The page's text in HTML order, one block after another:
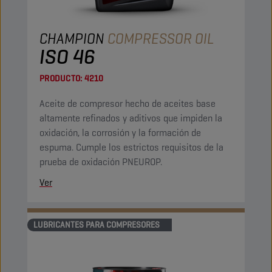
CHAMPION COMPRESSOR OIL
ISO 46
PRODUCTO: 4210
Aceite de compresor hecho de aceites base
altamente refinados y aditivos que impiden la
oxidación, la corrosión y la formación de
espuma. Cumple los estrictos requisitos de la
prueba de oxidación PNEUROP.
Ver
LUBRICANTES PARA COMPRESORES